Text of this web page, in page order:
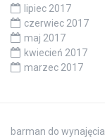
lipiec 2017
czerwiec 2017
maj 2017
kwiecień 2017
marzec 2017
barman do wynajęcia